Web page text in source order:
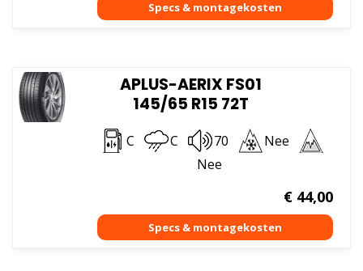
APLUS-AERIX FS01
145/65 R15 72T
C C 70
Nee
Nee
€44,00